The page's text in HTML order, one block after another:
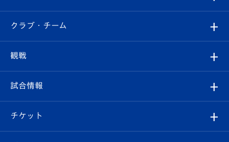
すべて
クラブ
試合情報
クラブ・チーム
クラブ概要
エンブレム紹介
観戦
観戦ルール
はじめての観戦ガイド
試合情報
試合日程/結果
チケット